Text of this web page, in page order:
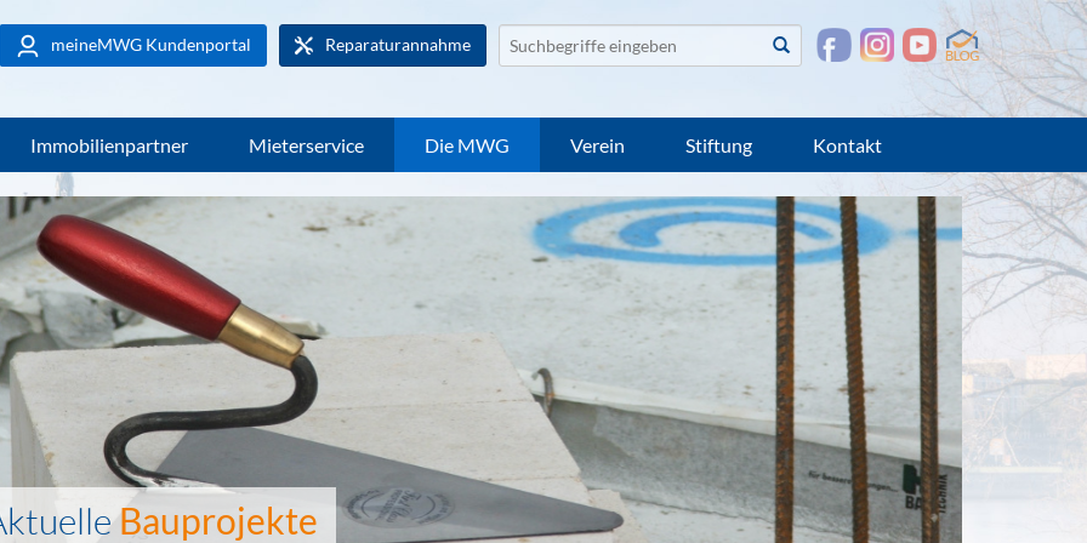
meineMWG Kundenportal Reparaturannahme
durchsuchen
Suchen
Immobilienpartner Mieterservice Die MWG Verein Stiftung Kontakt
Bauprojekte